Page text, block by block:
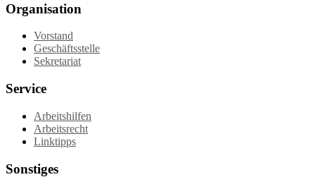
Organisation
Vorstand
Geschäftsstelle
Sekretariat
Service
Arbeitshilfen
Arbeitsrecht
Linktipps
Sonstiges